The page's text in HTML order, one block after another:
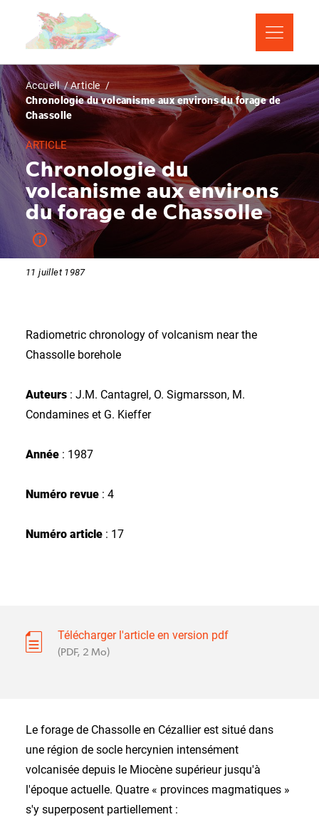
contenu
Fil
d'Ariane
Accueil
Article
Chronologie du volcanisme aux environs du forage de
Chassolle
ARTICLE
Chronologie du
volcanisme aux environs
du forage de Chassolle
11 juillet 1987
Radiometric chronology of volcanism near the
Chassolle borehole
Auteurs : J.M. Cantagrel, O. Sigmarsson, M.
Condamines et G. Kieffer
Année : 1987
Numéro revue : 4
Numéro article : 17
Télécharger l'article en version pdf
(PDF, 2 Mo)
Le forage de Chassolle en Cézallier est situé dans
une région de socle hercynien intensément
volcanisée depuis le Miocène supérieur jusqu'à
l'époque actuelle. Quatre « provinces magmatiques »
s'y superposent partiellement :